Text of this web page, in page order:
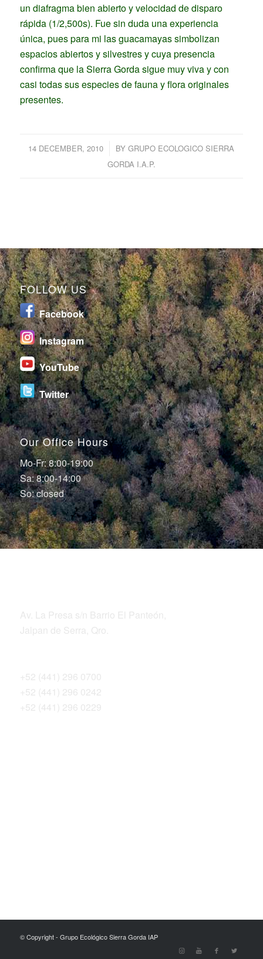
un diafragma bien abierto y velocidad de disparo
rápida (1/2,500s). Fue sin duda una experiencia
única, pues para mi las guacamayas simbolizan
espacios abiertos y silvestres y cuya presencia
confirma que la Sierra Gorda sigue muy viva y con
casi todas sus especies de fauna y flora originales
presentes.
14 DECEMBER, 2010
/ BYGRUPO ECOLOGICO SIERRA
GORDA I.A.P.
FOLLOW US
Facebook
Instagram
YouTube
Twitter
Our Office Hours
Mo-Fr: 8:00-19:00
Sa: 8:00-14:00
So: closed
© Copyright - Grupo Ecológico Sierra Gorda IAP